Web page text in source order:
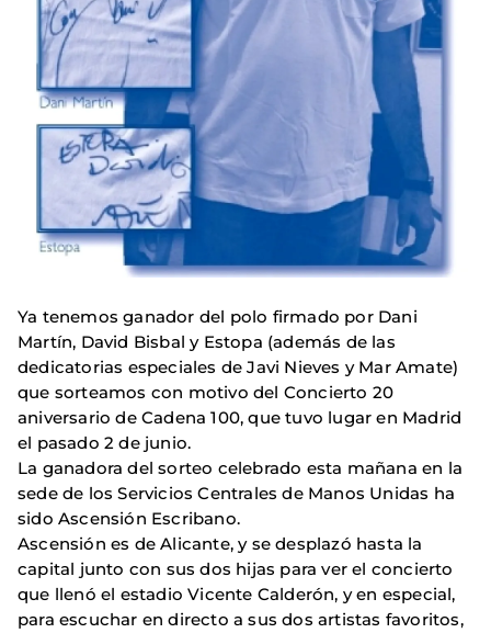
Ya tenemos ganador del polo firmado por Dani
Martín, David Bisbal y Estopa (además de las
dedicatorias especiales de Javi Nieves y Mar Amate)
que sorteamos con motivo del Concierto 20
aniversario de Cadena 100, que tuvo lugar en Madrid
el pasado 2 de junio.
La ganadora del sorteo celebrado esta mañana en la
sede de los Servicios Centrales de Manos Unidas ha
sido Ascensión Escribano.
Ascensión es de Alicante, y se desplazó hasta la
capital junto con sus dos hijas para ver el concierto
que llenó el estadio Vicente Calderón, y en especial,
para escuchar en directo a sus dos artistas favoritos,